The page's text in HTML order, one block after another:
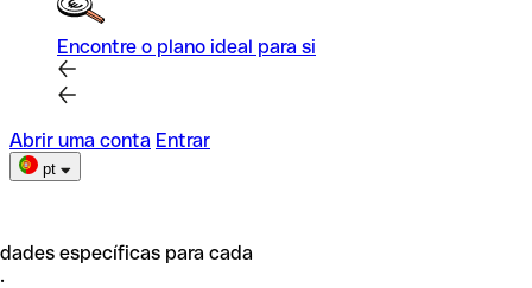
Encontre o plano ideal para si
Abrir uma conta Entrar
pt
específicas para cada